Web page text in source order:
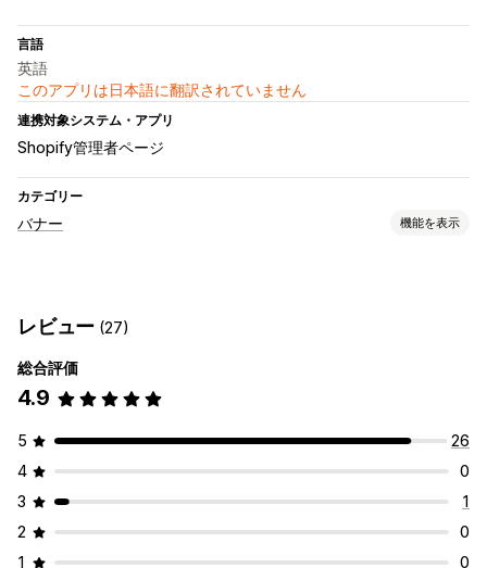
言語
英語
このアプリは日本語に翻訳されていません
連携対象システム・アプリ
Shopify管理者ページ
カテゴリー
バナー 機能を表示
プロモーション
カスタマイズ
バナーの位置
アニメーション
レビュー (27)
総合評価
4.9
5
26
4
0
3
1
2
0
1
0